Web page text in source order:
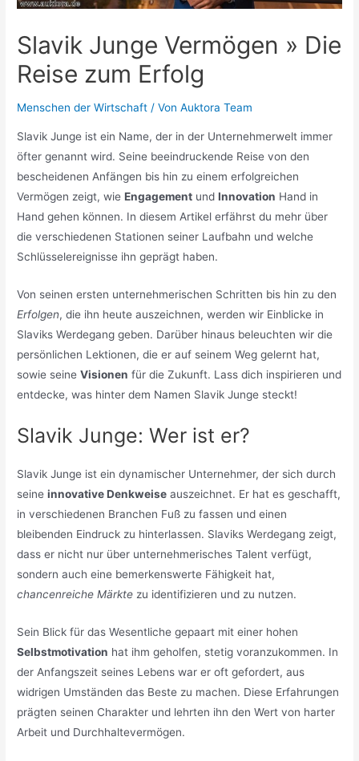
Slavik Junge Vermögen » Die
Reise zum Erfolg
Menschen der Wirtschaft / VonAuktora Team
Slavik Junge ist ein Name, der in der Unternehmerwelt immer
öfter genannt wird. Seine beeindruckende Reise von den
bescheidenen Anfängen bis hin zu einem erfolgreichen
Vermögen zeigt, wieEngagement undInnovation Hand in
Hand gehen können. In diesem Artikel erfährst du mehr über
die verschiedenen Stationen seiner Laufbahn und welche
Schlüsselereignisse ihn geprägt haben.
Von seinen ersten unternehmerischen Schritten bis hin zu den
Erfolgen, die ihn heute auszeichnen, werden wir Einblicke in
Slaviks Werdegang geben. Darüber hinaus beleuchten wir die
persönlichen Lektionen, die er auf seinem Weg gelernt hat,
sowie seineVisionen für die Zukunft. Lass dich inspirieren und
entdecke, was hinter dem Namen Slavik Junge steckt!
Slavik Junge: Wer ist er?
Slavik Junge ist ein dynamischer Unternehmer, der sich durch
seineinnovative Denkweise auszeichnet. Er hat es geschafft,
in verschiedenen Branchen Fuß zu fassen und einen
bleibenden Eindruck zu hinterlassen. Slaviks Werdegang zeigt,
dass er nicht nur über unternehmerisches Talent verfügt,
sondern auch eine bemerkenswerte Fähigkeit hat,
chancenreiche Märkte zu identifizieren und zu nutzen.
Sein Blick für das Wesentliche gepaart mit einer hohen
Selbstmotivation hat ihm geholfen, stetig voranzukommen. In
der Anfangszeit seines Lebens war er oft gefordert, aus
widrigen Umständen das Beste zu machen. Diese Erfahrungen
prägten seinen Charakter und lehrten ihn den Wert von harter
Arbeit und Durchhaltevermögen.